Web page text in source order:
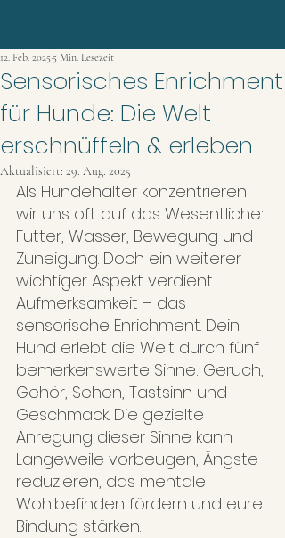
Sensorisches Enrichment
für Hunde: Die Welt
erschnüffeln & erleben
12. Feb. 20255 Min. Lesezeit
Aktualisiert: 29. Aug. 2025
Als Hundehalter konzentrieren
wir uns oft auf das Wesentliche:
Futter, Wasser, Bewegung und
Zuneigung. Doch ein weiterer
wichtiger Aspekt verdient
Aufmerksamkeit – das
sensorische Enrichment. Dein
Hund erlebt die Welt durch fünf
bemerkenswerte Sinne: Geruch,
Gehör, Sehen, Tastsinn und
Geschmack. Die gezielte
Anregung dieser Sinne kann
Langeweile vorbeugen, Ängste
reduzieren, das mentale
Wohlbefinden fördern und eure
Bindung stärken.